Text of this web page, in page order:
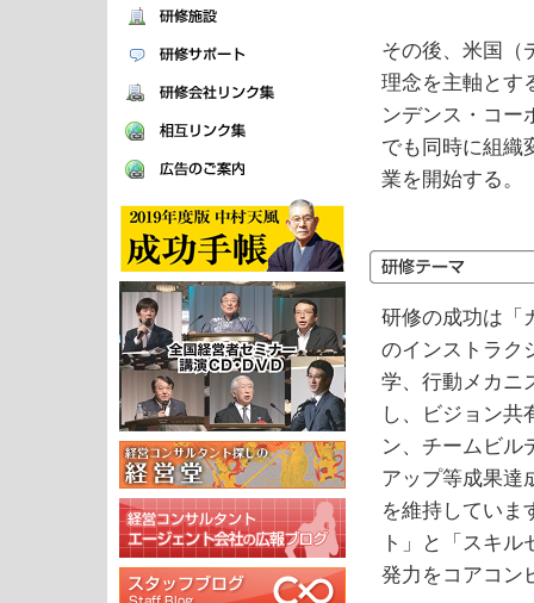
その後、米国（
理念を主軸とす
ンデンス・コー
でも同時に組織
業を開始する。
研修の成功は「
のインストラク
学、行動メカニ
し、ビジョン共
ン、チームビル
アップ等成果達
を維持していま
ト」と「スキ
発力をコアコン